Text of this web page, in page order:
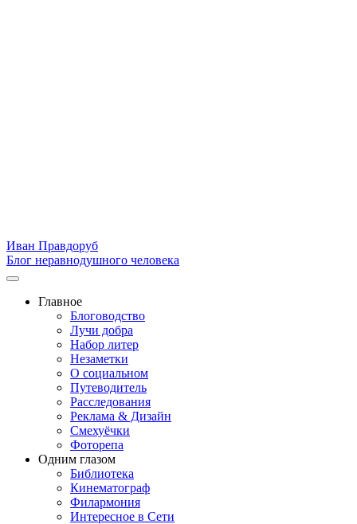
Иван Правдоруб
Блог неравнодушного человека
Главное
Блоговодство
Лучи добра
Набор литер
Незаметки
О социальном
Путеводитель
Расследования
Реклама & Дизайн
Смехуёчки
Фоторепа
Одним глазом
Библиотека
Кинематограф
Филармония
Интересное в Сети